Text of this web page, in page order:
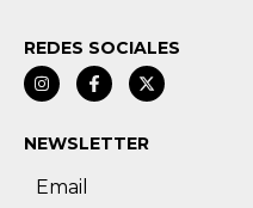
REDES SOCIALES
NEWSLETTER